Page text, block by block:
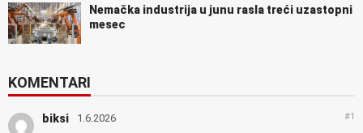
Nemačka industrija u junu rasla treći uzastopni
mesec
KOMENTARI
biksi 1.6.2026 #1